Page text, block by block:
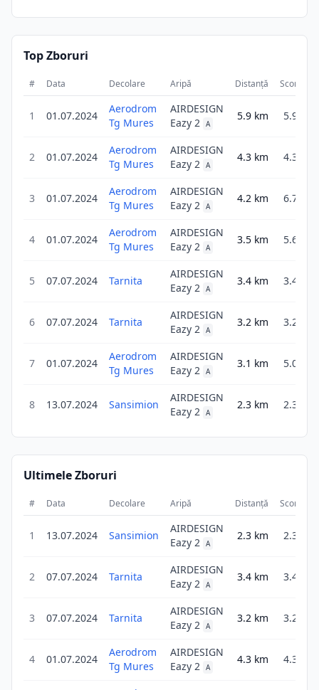
Top Zboruri
# Data Decolare Aripă Distanță Scor
1 01.07.2024
Aerodrom
Tg Mures
AIRDESIGN
Eazy 2 A
5.9 km 5.9
2 01.07.2024
Aerodrom
Tg Mures
AIRDESIGN
Eazy 2 A
4.3 km 4.3
3 01.07.2024
Aerodrom
Tg Mures
AIRDESIGN
Eazy 2 A
4.2 km 6.7
4 01.07.2024
Aerodrom
Tg Mures
AIRDESIGN
Eazy 2 A
3.5 km 5.6
5 07.07.2024 Tarnita
AIRDESIGN
Eazy 2 A
3.4 km 3.4
6 07.07.2024 Tarnita
AIRDESIGN
Eazy 2 A
3.2 km 3.2
7 01.07.2024
Aerodrom
Tg Mures
AIRDESIGN
Eazy 2 A
3.1 km 5.0
8 13.07.2024 Sansimion
AIRDESIGN
Eazy 2 A
2.3 km 2.3
Ultimele Zboruri
# Data Decolare Aripă Distanță Scor
1 13.07.2024 Sansimion
AIRDESIGN
Eazy 2 A
2.3 km 2.3
2 07.07.2024 Tarnita
AIRDESIGN
Eazy 2 A
3.4 km 3.4
3 07.07.2024 Tarnita
AIRDESIGN
Eazy 2 A
3.2 km 3.2
4 01.07.2024
Aerodrom
Tg Mures
AIRDESIGN
Eazy 2 A
4.3 km 4.3